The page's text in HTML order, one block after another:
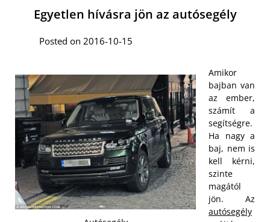
Egyetlen hívásra jön az autósegély
Posted on 2016-10-15
Amikor
bajban van
az ember,
számít a
segítségre.
Ha nagy a
baj, nem is
kell kérni,
szinte
magától
jön. Az
autósegély